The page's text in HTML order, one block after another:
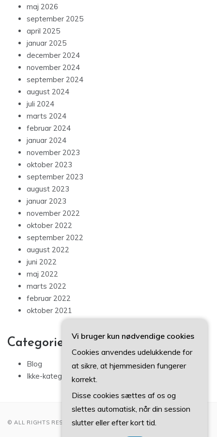
maj 2026
september 2025
april 2025
januar 2025
december 2024
november 2024
september 2024
august 2024
juli 2024
marts 2024
februar 2024
januar 2024
november 2023
oktober 2023
september 2023
august 2023
januar 2023
november 2022
oktober 2022
september 2022
august 2022
juni 2022
maj 2022
marts 2022
februar 2022
oktober 2021
Categories
Blog
Ikke-kategoriseret
© ALL RIGHTS RESERVED 2022
Vi bruger kun nødvendige cookies
Cookies anvendes udelukkende for
at sikre, at hjemmesiden fungerer
korrekt.
Disse cookies sættes af os og
slettes automatisk, når din session
slutter eller efter kort tid.